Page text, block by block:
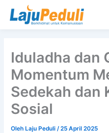
Iduladha dan
Momentum
Sedekah dan
Sosial
Oleh Laju Peduli/25 April 2025